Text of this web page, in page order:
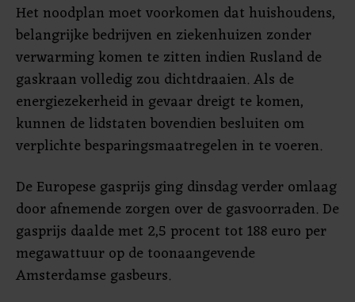
Het noodplan moet voorkomen dat huishoudens,
belangrijke bedrijven en ziekenhuizen zonder
verwarming komen te zitten indien Rusland de
gaskraan volledig zou dichtdraaien. Als de
energiezekerheid in gevaar dreigt te komen,
kunnen de lidstaten bovendien besluiten om
verplichte besparingsmaatregelen in te voeren.
De Europese gasprijs ging dinsdag verder omlaag
door afnemende zorgen over de gasvoorraden. De
gasprijs daalde met 2,5 procent tot 188 euro per
megawattuur op de toonaangevende
Amsterdamse gasbeurs.